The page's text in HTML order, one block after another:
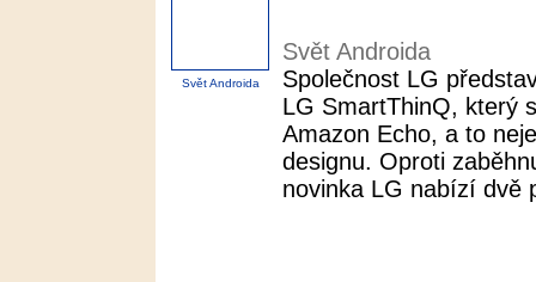
Svět Androida
Svět Androida
Společnost LG
LG SmartThinQ, který
Amazon Echo, a to
designu. Oproti
novinka LG nabízí dvě